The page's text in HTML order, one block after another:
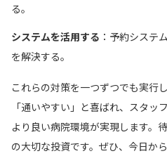
る。
システムを活用する ：予約システ
を解決する。
これらの対策を一つずつでも実行
「通いやすい」と喜ばれ、スタッ
より良い病院環境が実現します。
の大切な投資です。ぜひ、今日か